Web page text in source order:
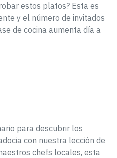
estos platos? Esta es
y el número de invitados
de cocina aumenta día a
para descubrir los
con nuestra lección de
chefs locales, esta